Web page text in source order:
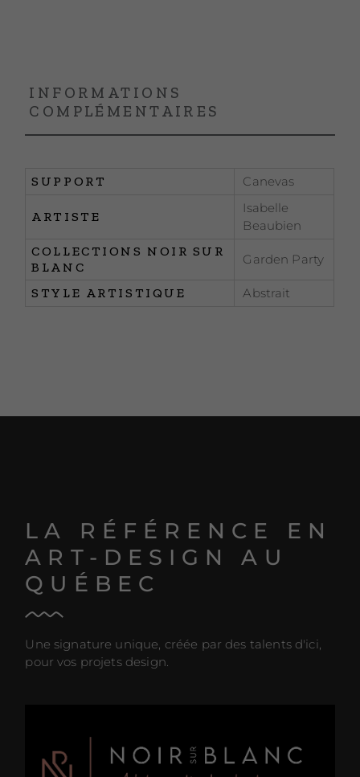
INFORMATIONS
COMPLÉMENTAIRES
SUPPORT Canevas
ARTISTE
Isabelle
Beaubien
COLLECTIONS NOIR SUR
BLANC
Garden Party
STYLE ARTISTIQUE Abstrait
LA RÉFÉRENCE EN
ART-DESIGN AU
QUÉBEC
Une signature unique, créée par des talents d'ici,
pour vos projets design.